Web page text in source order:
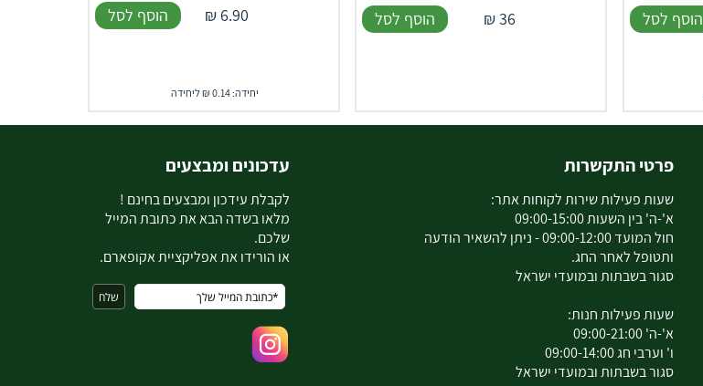
הוסף לסל 36
₪ הוסף לסל 6.90
₪ הוסף לסל
יחידה: 0.14 ₪ ליחידה
פרטי התקשרות
שעות פעילות שירות לקוחות אתר:
א'-ה' בין השעות 09:00-15:00
חול המועד 09:00-12:00 - ניתן להשאיר הודעה
ותטופל לאחר החג.
סגור בשבתות ובמועדי ישראל
שעות פעילות חנות:
א'-ה' 09:00-21:00
ו' וערבי חג 09:00-14:00
סגור בשבתות ובמועדי ישראל
עדכונים ומבצעים
לקבלת עידכון ומבצעים בחינם !
מלאו בשדה הבא את כתובת המייל
שלכם.
או הורידו את אפליקציית אקופארם.